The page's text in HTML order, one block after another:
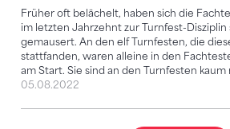
Früher oft belächelt, haben sich die
im letzten Jahrzehnt zur Turnfest-
gemausert. An den elf Turnfesten, die
stattfanden, waren alleine in den
am Start. Sie sind an den Turnfesten
05.08.2022